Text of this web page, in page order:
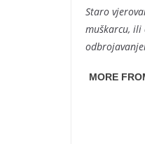
Staro
muškarcu, ili